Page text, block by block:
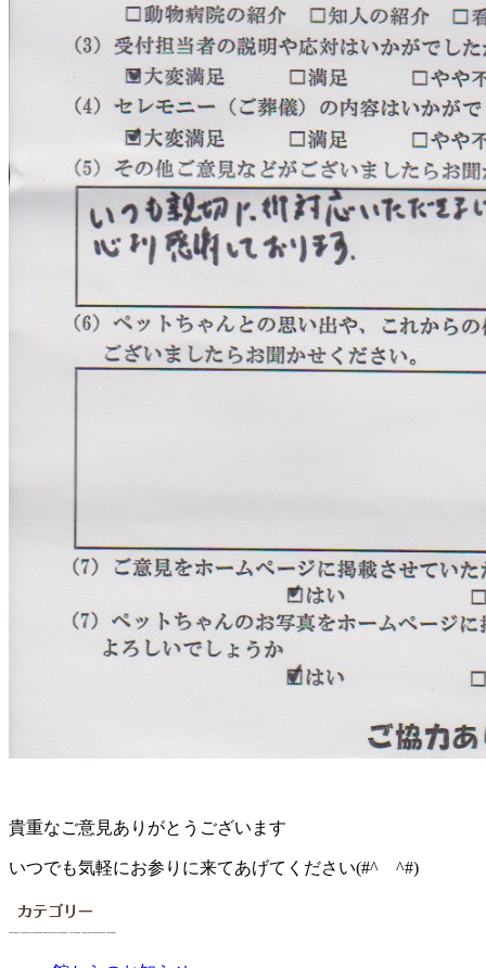
貴重なご意見ありがとうございます
いつでも気軽にお参りに来てあげてください(#^ ^#)